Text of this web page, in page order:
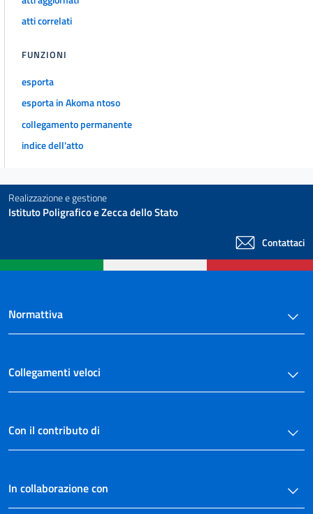
atti correlati
FUNZIONI
esporta
esporta in Akoma ntoso
collegamento permanente
indice dell'atto
Realizzazione e gestione
Istituto Poligrafico e Zecca dello Stato
Contattaci
Normattiva
Collegamenti veloci
Con il contributo di
In collaborazione con